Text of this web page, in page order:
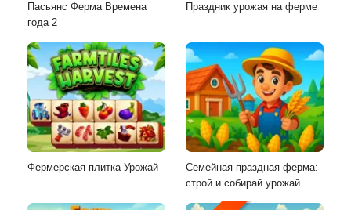
Пасьянс Ферма Времена
года 2
Праздник урожая на ферме
Фермерская плитка Урожай
Семейная праздная ферма:
строй и собирай урожай